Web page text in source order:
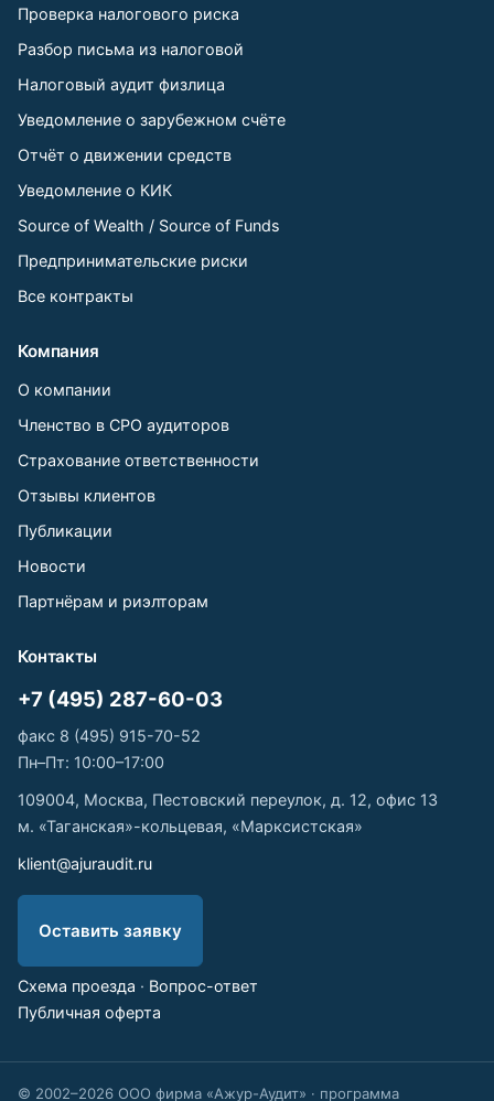
Проверка налогового риска
Разбор письма из налоговой
Налоговый аудит физлица
Уведомление о зарубежном счёте
Отчёт о движении средств
Уведомление о КИК
Source of Wealth / Source of Funds
Предпринимательские риски
Все контракты
Компания
О компании
Членство в СРО аудиторов
Страхование ответственности
Отзывы клиентов
Публикации
Новости
Партнёрам и риэлторам
Контакты
+7 (495) 287-60-03
факс 8 (495) 915-70-52
Пн–Пт: 10:00–17:00
109004, Москва, Пестовский переулок, д. 12, офис 13
м. «Таганская»-кольцевая, «Марксистская»
klient@ajuraudit.ru
Оставить заявку
Схема проезда · Вопрос-ответ
Публичная оферта
© 2002–2026 ООО фирма «Ажур-Аудит» · программа